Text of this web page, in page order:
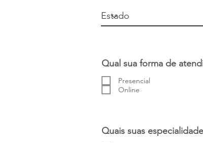
Qual sua forma de
Presencial
Online
Quais suas